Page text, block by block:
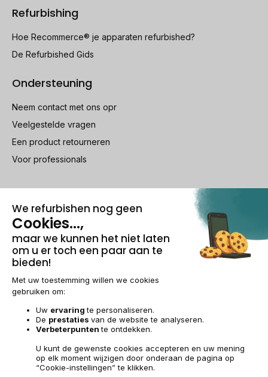
Refurbishing
Hoe Recommerce® je apparaten refurbished?
De Refurbished Gids
Ondersteuning
Neem contact met ons opr
Veelgestelde vragen
Een product retourneren
Voor professionals
100% beveiligde betaling
Wettelijke vermeldingen & AGBeheer van cookies
Algemene verkoopvoorwaarden
Toegankelijkheid
© 2009-2026 RECOMMERCE - Alle rechten voorbehouden.